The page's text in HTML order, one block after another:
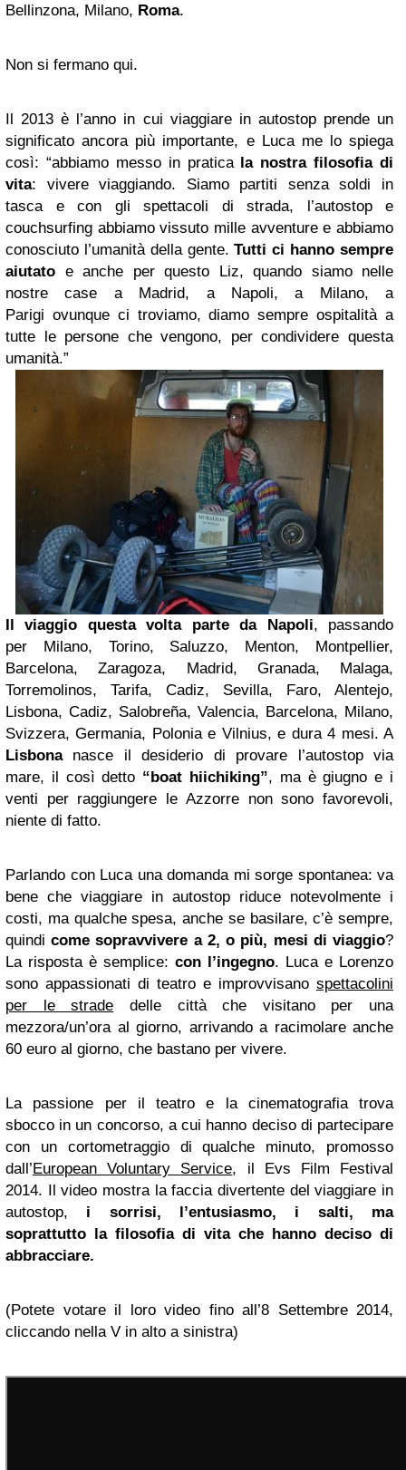
Bellinzona, Milano, Roma.
Non si fermano qui.
Il 2013 è l’anno in cui viaggiare in autostop prende un
significato ancora più importante, e Luca me lo spiega
così: “abbiamo messo in pratica la nostra filosofia di
vita: vivere viaggiando. Siamo partiti senza soldi in
tasca e con gli spettacoli di strada, l’autostop e
couchsurfing abbiamo vissuto mille avventure e abbiamo
conosciuto l’umanità della gente.Tutti ci hanno sempre
aiutato e anche per questo Liz, quando siamo nelle
nostre case a Madrid, a Napoli, a Milano, a
Parigi ovunque ci troviamo, diamo sempre ospitalità a
tutte le persone che vengono, per condividere questa
umanità.”
Il viaggio questa volta parte da Napoli, passando
per Milano, Torino, Saluzzo, Menton, Montpellier,
Barcelona, Zaragoza, Madrid, Granada, Malaga,
Torremolinos, Tarifa, Cadiz, Sevilla, Faro, Alentejo,
Lisbona, Cadiz, Salobreña, Valencia, Barcelona, Milano,
Svizzera, Germania, Polonia e Vilnius, e dura 4 mesi. A
Lisbonanasce il desiderio di provare l’autostop via
mare, il così detto “boat hiichiking”, ma è giugno e i
venti per raggiungere le Azzorre non sono favorevoli,
niente di fatto.
Parlando con Luca una domanda mi sorge spontanea: va
bene che viaggiare in autostop riduce notevolmente i
costi, ma qualche spesa, anche se basilare, c’è sempre,
quindicome sopravvivere a 2, o più, mesi di viaggio?
La risposta è semplice: con l’ingegno. Luca e Lorenzo
sono appassionati di teatro e improvvisano spettacolini
per le strade delle città che visitano per una
mezzora/un’ora al giorno, arrivando a racimolare anche
60 euro al giorno, che bastano per vivere.
La passione per il teatro e la cinematografia trova
sbocco in un concorso, a cui hanno deciso di partecipare
con un cortometraggio di qualche minuto, promosso
dall’ European Voluntary Service, il Evs Film Festival
2014. Il video mostra la faccia divertente del viaggiare in
autostop, i sorrisi, l’entusiasmo, i salti, ma
soprattutto la filosofia di vita che hanno deciso di
abbracciare.
(Potete votare il loro video fino all’8 Settembre 2014,
cliccando nella V in alto a sinistra)